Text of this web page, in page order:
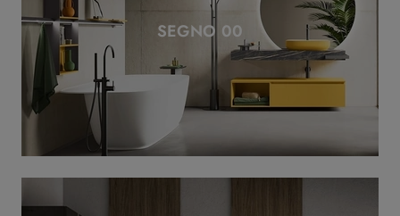
SEGNO 00